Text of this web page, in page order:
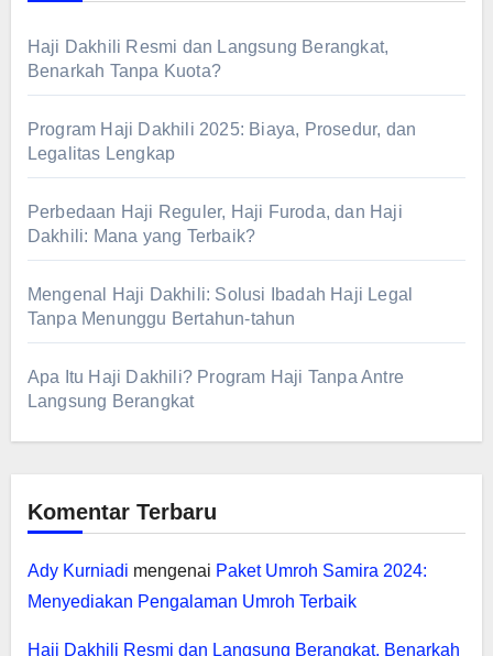
Haji Dakhili Resmi dan Langsung Berangkat,
Benarkah Tanpa Kuota?
Program Haji Dakhili 2025: Biaya, Prosedur, dan
Legalitas Lengkap
Perbedaan Haji Reguler, Haji Furoda, dan Haji
Dakhili: Mana yang Terbaik?
Mengenal Haji Dakhili: Solusi Ibadah Haji Legal
Tanpa Menunggu Bertahun-tahun
Apa Itu Haji Dakhili? Program Haji Tanpa Antre
Langsung Berangkat
Komentar Terbaru
Ady Kurniadi mengenai Paket Umroh Samira 2024:
Menyediakan Pengalaman Umroh Terbaik
Haji Dakhili Resmi dan Langsung Berangkat, Benarkah